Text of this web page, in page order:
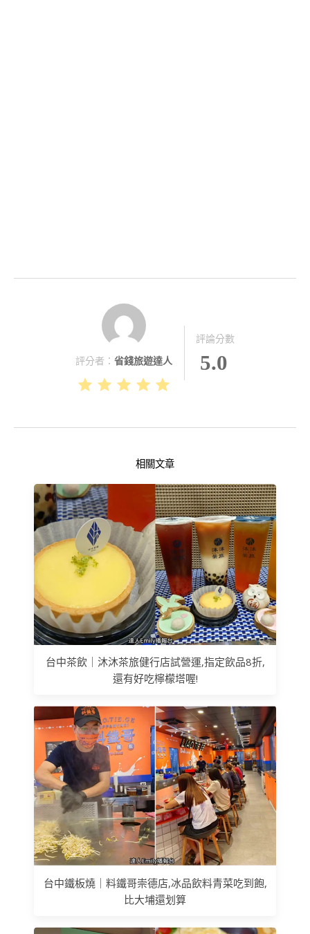
評分者： 省錢旅遊達人
評論分數
5.0
相關文章
台中茶飲｜沐沐茶旅健行店試營運,指定飲品8折,
還有好吃檸檬塔喔!
台中鐵板燒｜料鐵哥崇德店,冰品飲料青菜吃到飽,
比大埔還划算